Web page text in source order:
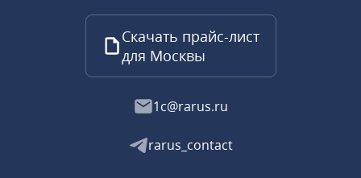
Скачать прайс-лист
для Москвы
1c@rarus.ru
rarus_contact